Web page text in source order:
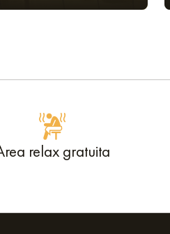
relax gratuita